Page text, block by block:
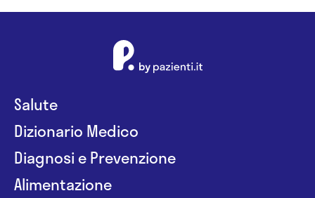
Salute
Dizionario Medico
Diagnosi e Prevenzione
Alimentazione